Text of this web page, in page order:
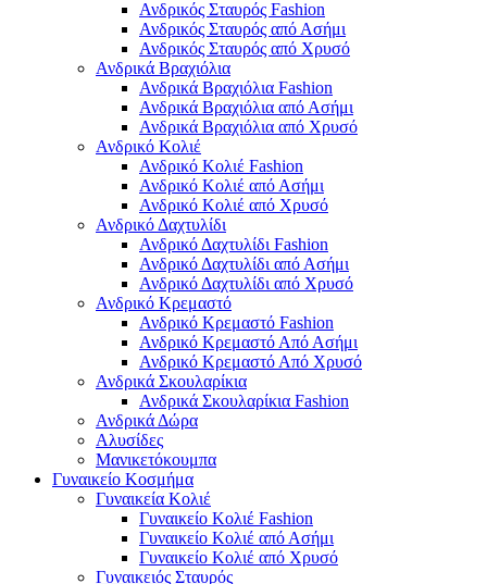
Ανδρικός Σταυρός Fashion
Ανδρικός Σταυρός από Ασήμι
Ανδρικός Σταυρός από Χρυσό
Ανδρικά Βραχιόλια
Ανδρικά Βραχιόλια Fashion
Ανδρικά Βραχιόλια από Ασήμι
Ανδρικά Βραχιόλια από Χρυσό
Ανδρικό Κολιέ
Ανδρικό Κολιέ Fashion
Ανδρικό Κολιέ από Ασήμι
Ανδρικό Κολιέ από Χρυσό
Ανδρικό Δαχτυλίδι
Ανδρικό Δαχτυλίδι Fashion
Ανδρικό Δαχτυλίδι από Ασήμι
Ανδρικό Δαχτυλίδι από Χρυσό
Ανδρικό Κρεμαστό
Ανδρικό Κρεμαστό Fashion
Ανδρικό Κρεμαστό Από Ασήμι
Ανδρικό Κρεμαστό Από Χρυσό
Ανδρικά Σκουλαρίκια
Ανδρικά Σκουλαρίκια Fashion
Ανδρικά Δώρα
Αλυσίδες
Μανικετόκουμπα
Γυναικείο Κοσμήμα
Γυναικεία Κολιέ
Γυναικείο Κολιέ Fashion
Γυναικείο Κολιέ από Ασήμι
Γυναικείο Κολιέ από Χρυσό
Γυναικειός Σταυρός